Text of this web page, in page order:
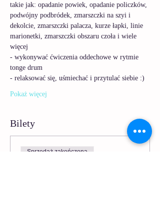
takie jak: opadanie powiek, opadanie policzków,
podwójny podbródek, zmarszczki na szyi i
dekolcie, zmarszczki palacza, kurze łapki, linie
marionetki, zmarszczki obszaru czoła i wiele
więcej
- wykonywać ćwiczenia oddechowe w rytmie
tonge drum
- relaksować się, uśmiechać i przytulać siebie :)
Pokaż więcej
Bilety
Sprzedaż zakończona